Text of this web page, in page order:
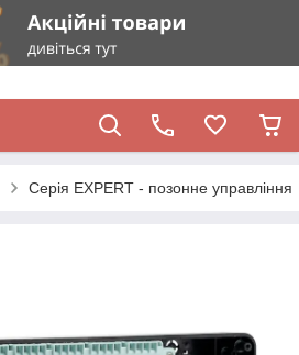
Серія EXPERT - позонне управління